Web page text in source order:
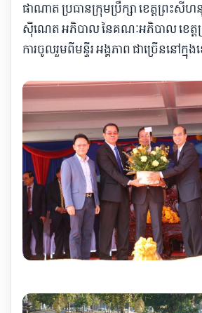
ផាណាត ប្រធានក្រុមប្រឹក្សា ខេត្តព្រះសី
ស៊ីណេត អភិបាល នៃគណៈអភិបាល ខេត្
ការចូលរួមពីមន្ទីរ អង្គភាព ជាច្រើននៅក្នុ